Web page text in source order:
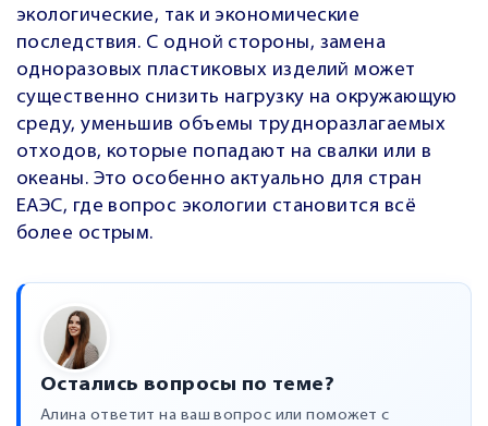
экологические, так и экономические
последствия. С одной стороны, замена
одноразовых пластиковых изделий может
существенно снизить нагрузку на окружающую
среду, уменьшив объемы трудноразлагаемых
отходов, которые попадают на свалки или в
океаны. Это особенно актуально для стран
ЕАЭС, где вопрос экологии становится всё
более острым.
Остались вопросы по теме?
Алина ответит на ваш вопрос или поможет с